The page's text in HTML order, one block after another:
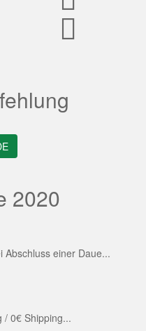
2020
Abschluss einer Daue...
/ 0€ Shipping...